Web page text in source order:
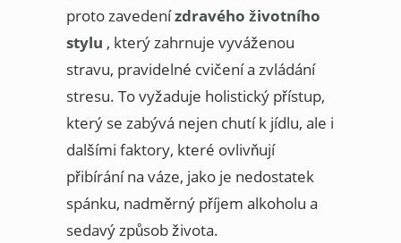
proto zavedenízdravého životního
stylu , který zahrnuje vyváženou
stravu, pravidelné cvičení a zvládání
stresu. To vyžaduje holistický přístup,
který se zabývá nejen chutí k jídlu, ale i
dalšími faktory, které ovlivňují
přibírání na váze, jako je nedostatek
spánku, nadměrný příjem alkoholu a
sedavý způsob života.